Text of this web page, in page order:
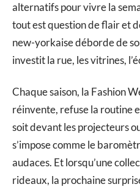
alternatifs pour vivre la
tout est question de flair et
new-yorkaise déborde de
investit la rue, les vitrines,
Chaque saison, la Fashion
réinvente, refuse la routine
soit devant les projecteurs
s’impose comme le
audaces. Et lorsqu’une
rideaux, la prochaine